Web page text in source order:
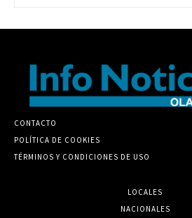
CONTACTO
POLÍTICA DE COOKIES
TÉRMINOS Y CONDICIONES DE USO
LOCALES
NACIONALES